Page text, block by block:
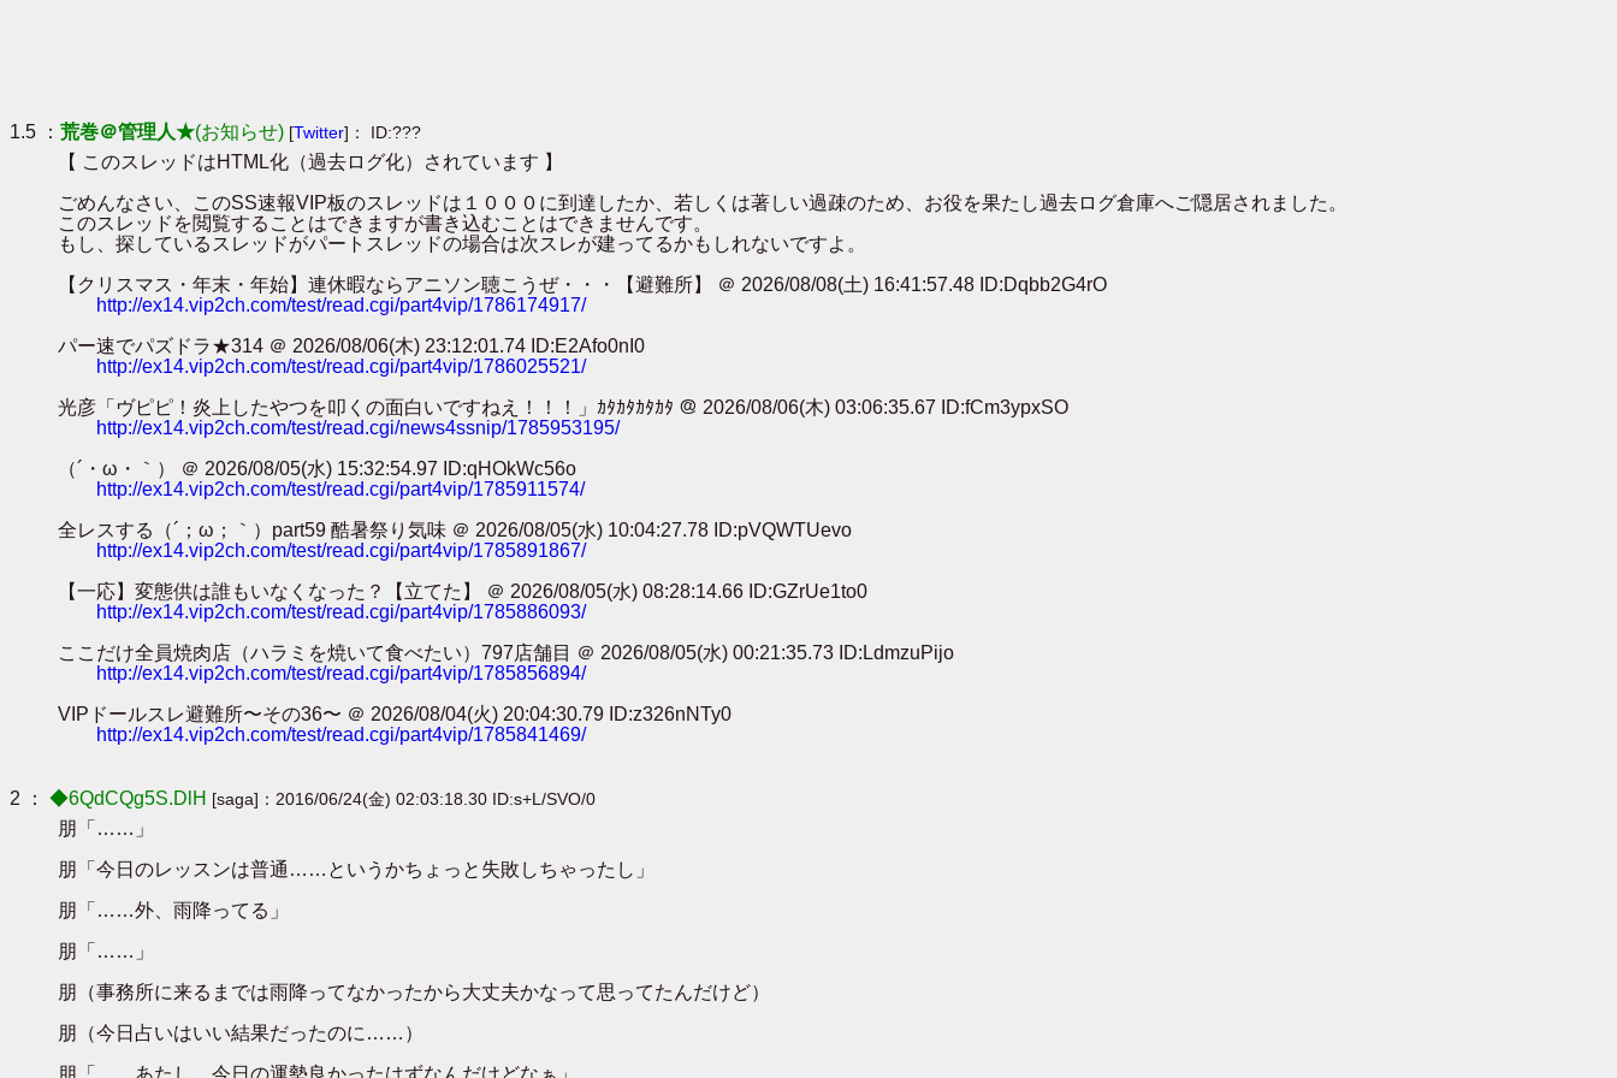
1.5 ： 荒巻＠管理人★(お知らせ) [Twitter]： ID:???
【 このスレッドはHTML化（過去ログ化）されています 】
ごめんなさい、このSS速報VIP板のスレッドは１０００に到達したか、若しくは著しい過疎のため、お役を果たし過去ログ倉庫へご隠居されました。
このスレッドを閲覧することはできますが書き込むことはできませんです。
もし、探しているスレッドがパートスレッドの場合は次スレが建ってるかもしれないですよ。
【クリスマス・年末・年始】連休暇ならアニソン聴こうぜ・・・【避難所】 ＠ 2026/08/08(土) 16:41:57.48 ID:Dqbb2G4rO
http://ex14.vip2ch.com/test/read.cgi/part4vip/1786174917/
パー速でパズドラ★314 ＠ 2026/08/06(木) 23:12:01.74 ID:E2Afo0nI0
http://ex14.vip2ch.com/test/read.cgi/part4vip/1786025521/
光彦「ヴピピ！炎上したやつを叩くの面白いですねえ！！！」ｶﾀｶﾀｶﾀｶﾀ ＠ 2026/08/06(木) 03:06:35.67 ID:fCm3ypxSO
http://ex14.vip2ch.com/test/read.cgi/news4ssnip/1785953195/
（´・ω・｀） ＠ 2026/08/05(水) 15:32:54.97 ID:qHOkWc56o
http://ex14.vip2ch.com/test/read.cgi/part4vip/1785911574/
全レスする（´；ω；｀）part59 酷暑祭り気味 ＠ 2026/08/05(水) 10:04:27.78 ID:pVQWTUevo
http://ex14.vip2ch.com/test/read.cgi/part4vip/1785891867/
【一応】変態供は誰もいなくなった？【立てた】 ＠ 2026/08/05(水) 08:28:14.66 ID:GZrUe1to0
http://ex14.vip2ch.com/test/read.cgi/part4vip/1785886093/
ここだけ全員焼肉店（ハラミを焼いて食べたい）797店舗目 ＠ 2026/08/05(水) 00:21:35.73 ID:LdmzuPijo
http://ex14.vip2ch.com/test/read.cgi/part4vip/1785856894/
VIPドールスレ避難所〜その36〜 ＠ 2026/08/04(火) 20:04:30.79 ID:z326nNTy0
http://ex14.vip2ch.com/test/read.cgi/part4vip/1785841469/
2 ： ◆6QdCQg5S.DlH [saga]：2016/06/24(金) 02:03:18.30 ID:s+L/SVO/0
朋「……」
朋「今日のレッスンは普通……というかちょっと失敗しちゃったし」
朋「……外、雨降ってる」
朋「……」
朋（事務所に来るまでは雨降ってなかったから大丈夫かなって思ってたんだけど）
朋（今日占いはいい結果だったのに……）
朋「……あたし、今日の運勢良かったはずなんだけどなぁ」